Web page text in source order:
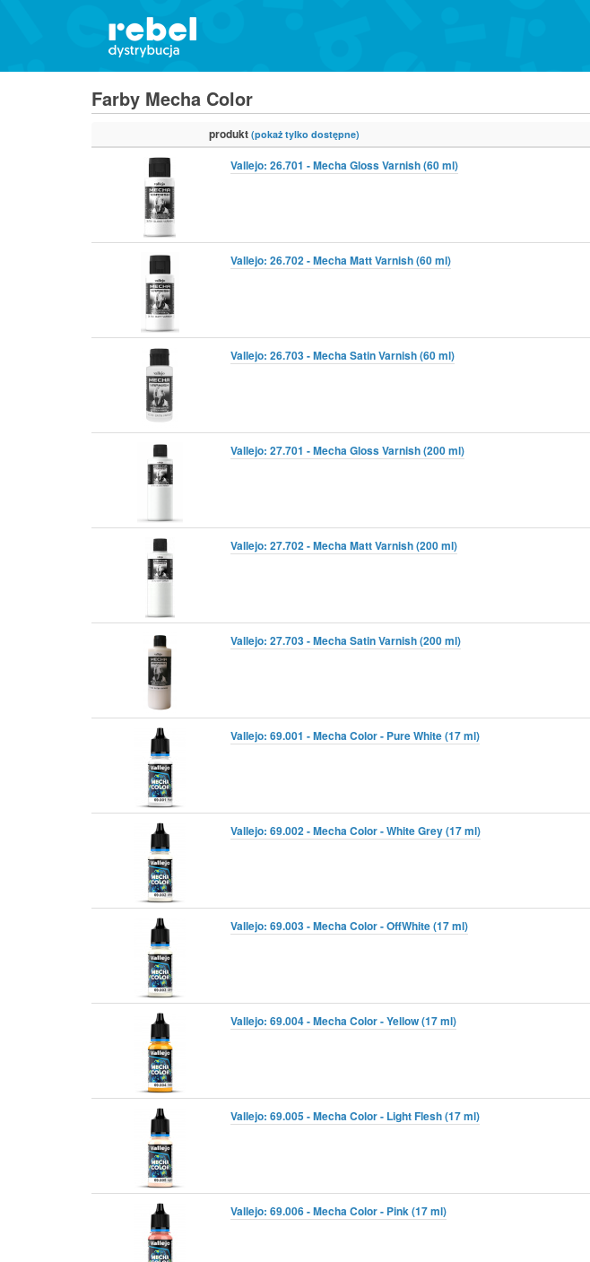
Farby Mecha Color
produkt (pokaż tylko dostępne)
Vallejo: 26.701 - Mecha Gloss Varnish (60 ml)
Vallejo: 26.702 - Mecha Matt Varnish (60 ml)
Vallejo: 26.703 - Mecha Satin Varnish (60 ml)
Vallejo: 27.701 - Mecha Gloss Varnish (200 ml)
Vallejo: 27.702 - Mecha Matt Varnish (200 ml)
Vallejo: 27.703 - Mecha Satin Varnish (200 ml)
Vallejo: 69.001 - Mecha Color - Pure White (17 ml)
Vallejo: 69.002 - Mecha Color - White Grey (17 ml)
Vallejo: 69.003 - Mecha Color - OffWhite (17 ml)
Vallejo: 69.004 - Mecha Color - Yellow (17 ml)
Vallejo: 69.005 - Mecha Color - Light Flesh (17 ml)
Vallejo: 69.006 - Mecha Color - Pink (17 ml)